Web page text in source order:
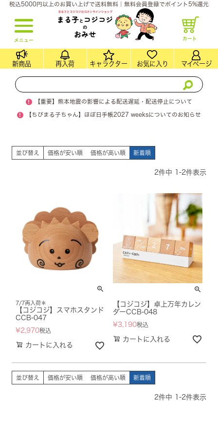
税込5000円以上のお買い上げで送料無料｜無料会員登録でポイント5%還元
メニュー カート
新商品 再入荷 キャラクター お気に入り マイページ
! 【重要】熊本地震の影響による配送遅延・配送停止について
! 【ちびまる子ちゃん】ほぼ日手帳2027 weeksについてのお知らせ
並び替え 価格が安い順 価格が高い順 新着順
2件中 -2件表示
7/7再入荷＊
【コジコジ】スマホスタンド
CCB-047
¥2,970税込
カートに入れる
【コジコジ】卓上万年カレン
ダーCCB-048
¥3,190税込
カートに入れる
並び替え 価格が安い順 価格が高い順 新着順
2件中 -2件表示